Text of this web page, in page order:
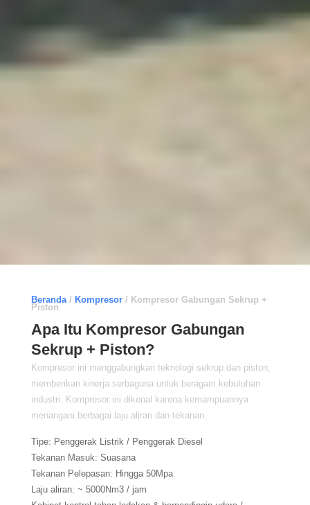
Beranda / Kompresor / Kompresor Gabungan Sekrup +
Piston
Apa Itu Kompresor Gabungan
Sekrup + Piston?
Kompresor ini menggabungkan teknologi sekrup dan piston,
memberikan kinerja serbaguna untuk beragam kebutuhan
industri. Kompresor ini dikenal karena kemampuannya
menangani berbagai laju aliran dan tekanan.
Tipe: Penggerak Listrik / Penggerak Diesel
Tekanan Masuk: Suasana
Tekanan Pelepasan: Hingga 50Mpa
Laju aliran: ~ 5000Nm3 / jam